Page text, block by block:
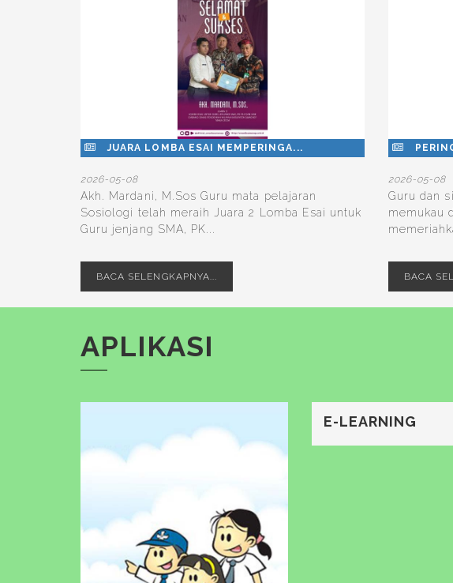
JUARA LOMBA ESAI MEMPERINGA...
2026-05-08
Akh. Mardani, M.Sos Guru mata pelajaran
Sosiologi telah meraih Juara 2 Lomba Esai untuk
Guru jenjang SMA, PK...
BACA SELENGKAPNYA...
2026-05-08
Guru dan
memukau
BACA
APLIKASI
E-LEARNING